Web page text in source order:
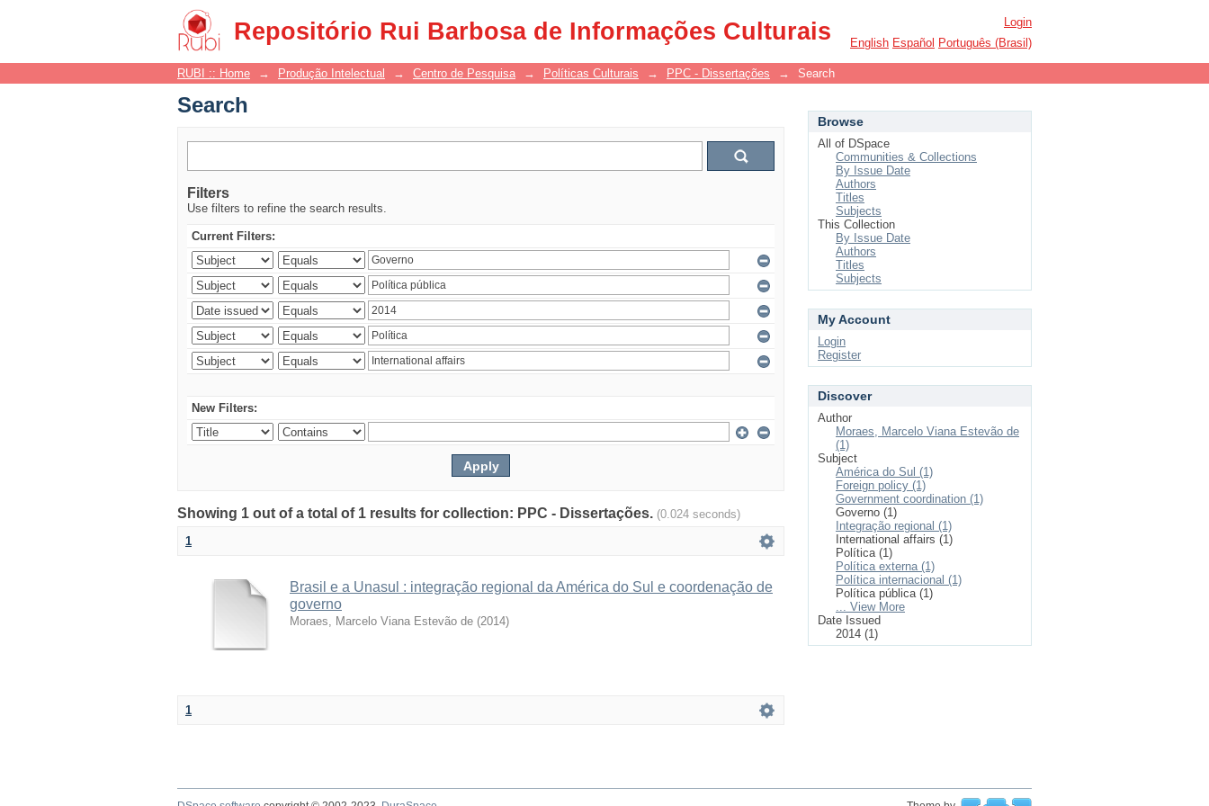
Repositório Rui Barbosa de Informações Culturais
Search
Login
English Español Português (Brasil)
RUBI :: Home → Produção Intelectual → Centro de Pesquisa → Políticas Culturais → PPC - Dissertações → Search
Search
Filters
Use filters to refine the search results.
Current Filters:
New Filters:
Showing 1 out of a total of 1 results for collection: PPC - Dissertações. (0.024 seconds)
1
Brasil e a Unasul : integração regional da América do Sul e coordenação de
governo
Moraes, Marcelo Viana Estevão de (2014)
1
Browse
All of DSpace
Communities & Collections
By Issue Date
Authors
Titles
Subjects
This Collection
By Issue Date
Authors
Titles
Subjects
My Account
Login
Register
Discover
Author
Moraes, Marcelo Viana Estevão de
(1)
Subject
América do Sul (1)
Foreign policy (1)
Government coordination (1)
Governo (1)
Integração regional (1)
International affairs (1)
Política (1)
Política externa (1)
Política internacional (1)
Política pública (1)
... View More
Date Issued
2014 (1)